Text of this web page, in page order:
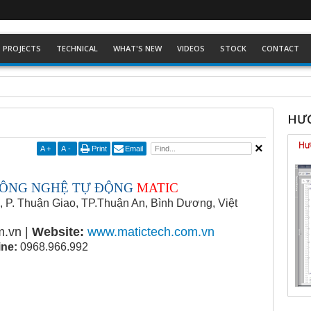
PROJECTS TECHNICAL WHAT'S NEW VIDEOS STOCK CONTACT
A + A - Print Email
NGHỆ TỰ ĐỘNGMATIC
Thuận Giao, TP.Thuận An, Bình Dương, Việt
| Website: www.matictech.com.vn
0968.966.992